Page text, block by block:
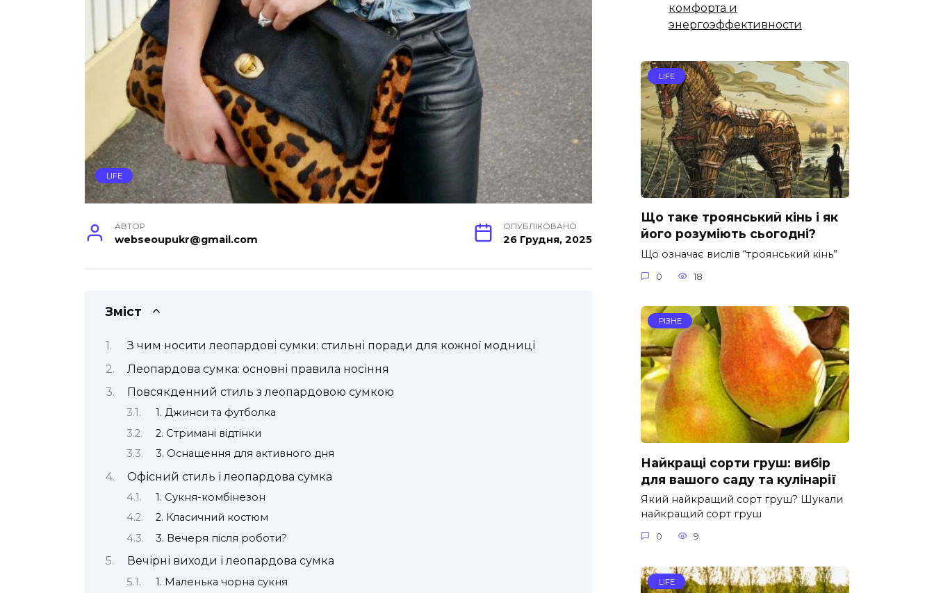
LIFE
АВТОР
webseoupukr@gmail.com
ОПУБЛІКОВАНО
26 Грудня, 2025
Зміст
З чим носити леопардові сумки: стильні поради для кожної модниці
Леопардова сумка: основні правила носіння
Повсякденний стиль з леопардовою сумкою
1. Джинси та футболка
2. Стримані відтінки
3. Оснащення для активного дня
Офісний стиль і леопардова сумка
1. Сукня-комбінезон
2. Класичний костюм
3. Вечеря після роботи?
Вечірні виходи і леопардова сумка
1. Маленька чорна сукня
комфорта и
энергоэффективности
LIFE
Що таке троянський кінь і як
його розуміють сьогодні?
Що означає вислів “троянський кінь”
0 18
РІЗНЕ
Найкращі сорти груш: вибір
для вашого саду та кулінарії
Який найкращий сорт груш? Шукали
найкращий сорт груш
0 9
LIFE